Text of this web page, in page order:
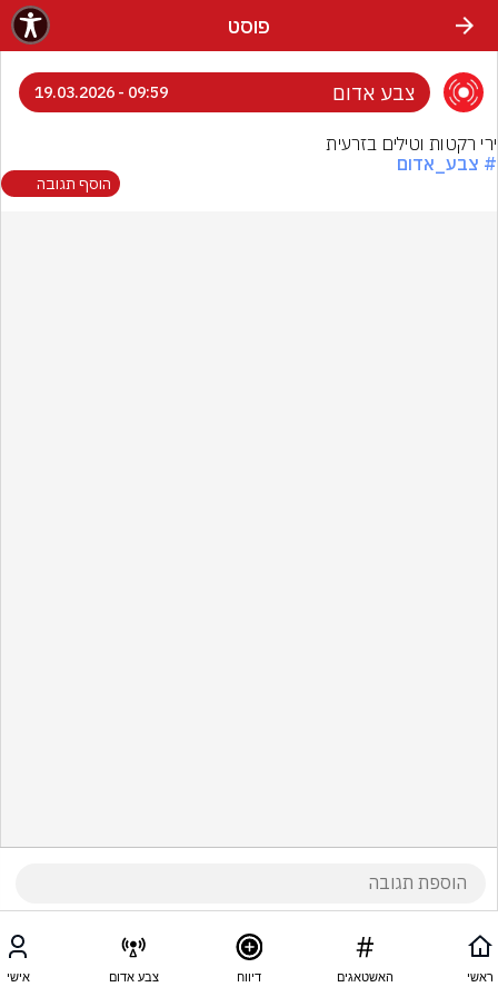
פוסט
צבע אדום 09:59 - 19.03.2026
ירי רקטות וטילים בזרעית
# צבע_אדום
הוסף תגובה
ראשי האשטאגים דיווח צבע אדום אישי